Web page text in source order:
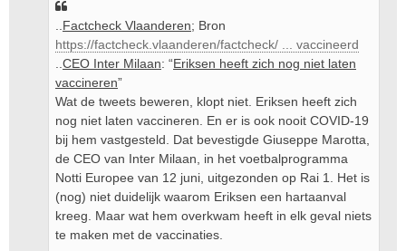
Factcheck Vlaanderen; Bron
https://factcheck.vlaanderen/factcheck/ ... vaccineerd
CEO Inter Milaan: “Eriksen heeft zich nog niet laten
vaccineren”
Wat de tweets beweren, klopt niet. Eriksen heeft zich
nog niet laten vaccineren. En er is ook nooit COVID-19
bij hem vastgesteld. Dat bevestigde Giuseppe Marotta,
de CEO van Inter Milaan, in het voetbalprogramma
Notti Europee van 12 juni, uitgezonden op Rai 1. Het is
(nog) niet duidelijk waarom Eriksen een hartaanval
kreeg. Maar wat hem overkwam heeft in elk geval niets
te maken met de vaccinaties.